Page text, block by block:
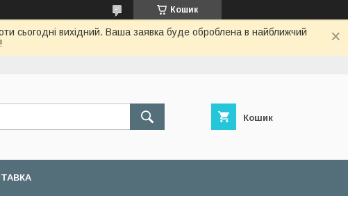
Кошик
сьогодні вихідний. Ваша заявка буде оброблена в найближчий
Кошик